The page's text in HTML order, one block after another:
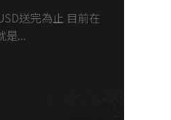
送完為止 目前在
是...